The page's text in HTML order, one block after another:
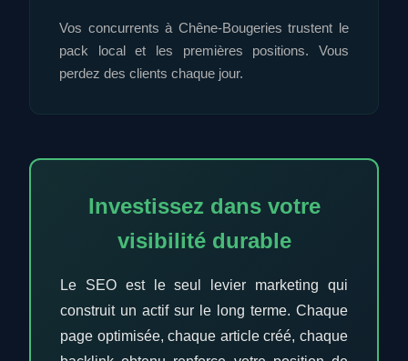
Vos concurrents à Chêne-Bougeries trustent le
pack local et les premières positions. Vous
perdez des clients chaque jour.
Investissez dans votre
visibilité durable
Le SEO est le seul levier marketing qui
construit un actif sur le long terme. Chaque
page optimisée, chaque article créé, chaque